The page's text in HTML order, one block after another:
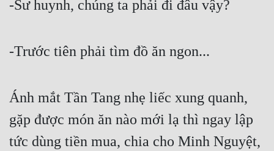
-Sư huynh, chúng ta phải đi đâu vậy?
-Trước tiên phải tìm đồ ăn ngon...
Ánh mắt Tần Tang nhẹ liếc xung quanh,
gặp được món ăn nào mới lạ thì ngay lập
tức dùng tiền mua, chia cho Minh Nguyệt,